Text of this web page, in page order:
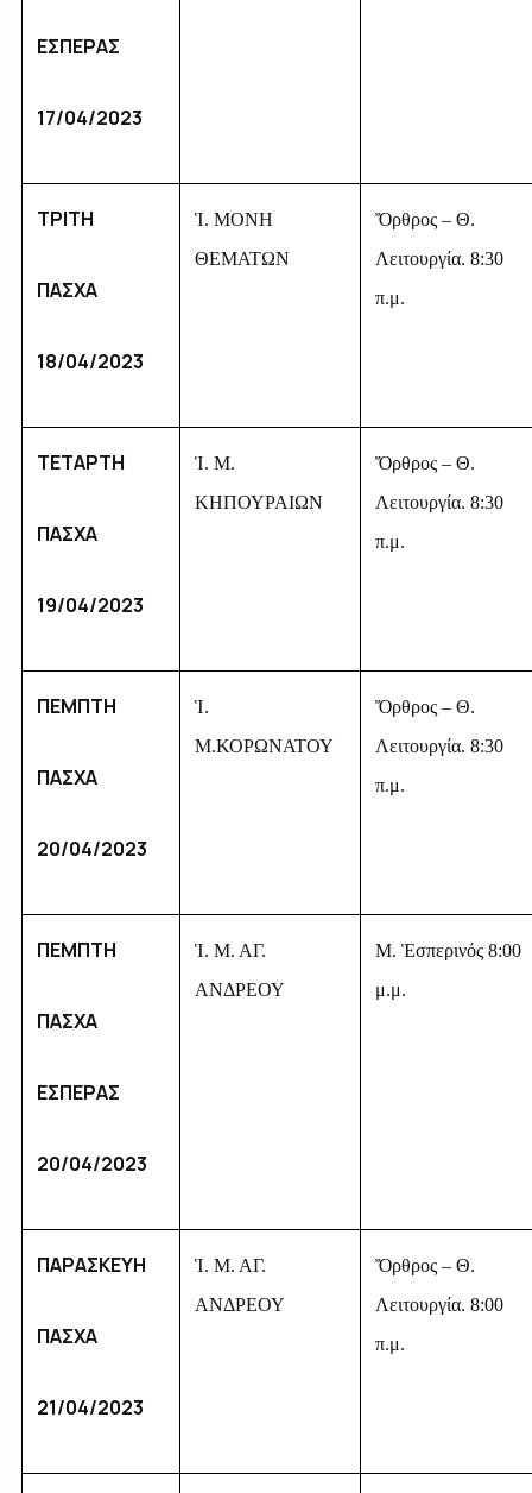
ΕΣΠΕΡΑΣ
17/04/2023
ΤΡΙΤΗ
ΠΑΣΧΑ
18/04/2023
Ἱ. ΜΟΝΗ
ΘΕΜΑΤΩΝ
Ὄρθρος – Θ.
Λειτουργία. 8:30
π.μ.
ΤΕΤΑΡΤΗ
ΠΑΣΧΑ
19/04/2023
Ἱ. Μ.
ΚΗΠΟΥΡΑΙΩΝ
Ὄρθρος – Θ.
Λειτουργία. 8:30
π.μ.
ΠΕΜΠΤΗ
ΠΑΣΧΑ
20/04/2023
Ἱ.
Μ.ΚΟΡΩΝΑΤΟΥ
Ὄρθρος – Θ.
Λειτουργία. 8:30
π.μ.
ΠΕΜΠΤΗ
ΠΑΣΧΑ
ΕΣΠΕΡΑΣ
20/04/2023
Ἱ. Μ. ΑΓ.
ΑΝΔΡΕΟΥ
Μ. Ἑσπερινός 8:00
μ.μ.
ΠΑΡΑΣΚΕΥΗ
ΠΑΣΧΑ
21/04/2023
Ἱ. Μ. ΑΓ.
ΑΝΔΡΕΟΥ
Ὄρθρος – Θ.
Λειτουργία. 8:00
π.μ.